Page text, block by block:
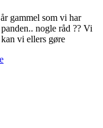
gammel som vi har
nogle råd ?? Vi
vi ellers gøre